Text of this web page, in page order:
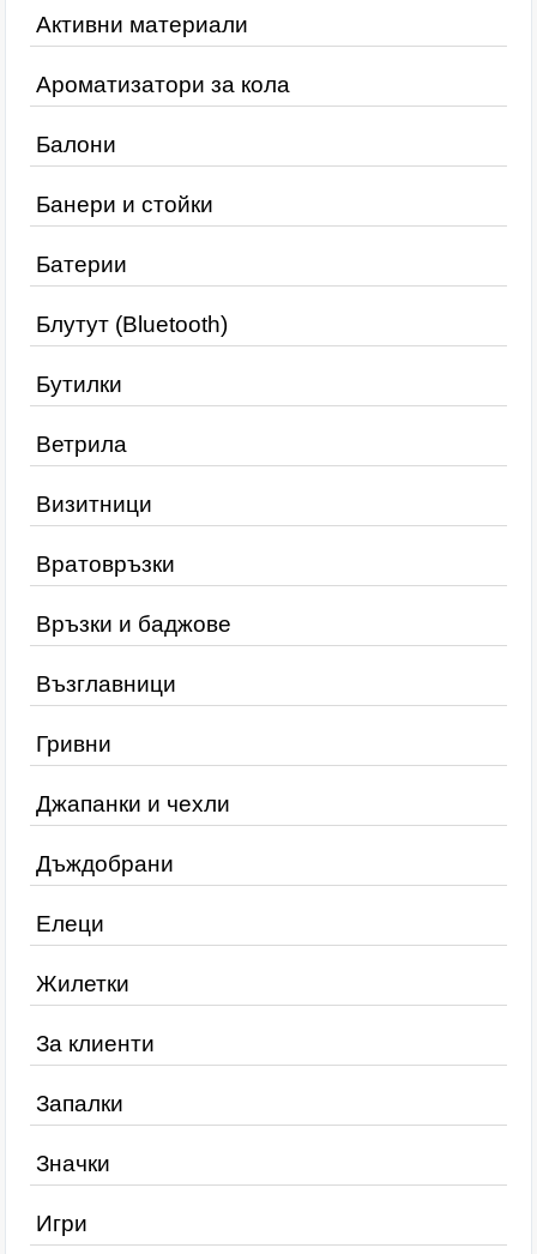
Активни материали
Ароматизатори за кола
Балони
Банери и стойки
Батерии
Блутут (Bluetooth)
Бутилки
Ветрила
Визитници
Вратовръзки
Връзки и баджове
Възглавници
Гривни
Джапанки и чехли
Дъждобрани
Елеци
Жилетки
За клиенти
Запалки
Значки
Игри